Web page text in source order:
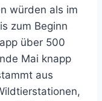
würden als im
zum Beginn
über 500
Mai knapp
aus